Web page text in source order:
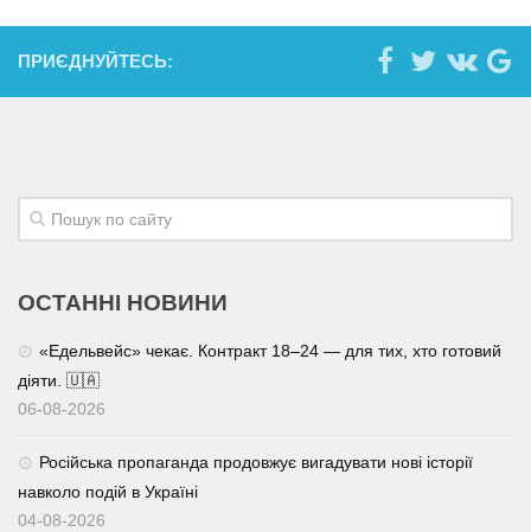
ПРИЄДНУЙТЕСЬ:
ОСТАННІ НОВИНИ
«Едельвейс» чекає. Контракт 18–24 — для тих, хто готовий
діяти. 🇺🇦
06-08-2026
Російська пропаганда продовжує вигадувати нові історії
навколо подій в Україні
04-08-2026